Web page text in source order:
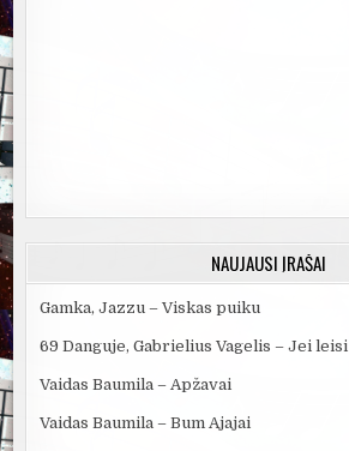
NAUJAUSI ĮRAŠAI
Gamka, Jazzu – Viskas puiku
69 Danguje, Gabrielius Vagelis – Jei leisi
Vaidas Baumila – Apžavai
Vaidas Baumila – Bum Ajajai